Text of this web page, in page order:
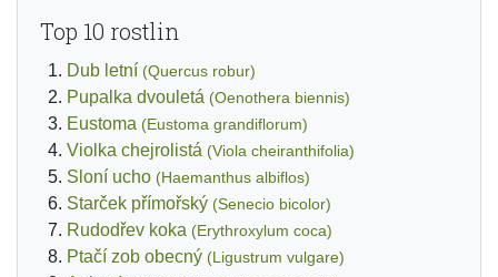
Top 10 rostlin
Dub letní (Quercus robur)
Pupalka dvouletá (Oenothera biennis)
Eustoma (Eustoma grandiflorum)
Violka chejrolistá (Viola cheiranthifolia)
Sloní ucho (Haemanthus albiflos)
Starček přímořský (Senecio bicolor)
Rudodřev koka (Erythroxylum coca)
Ptačí zob obecný (Ligustrum vulgare)